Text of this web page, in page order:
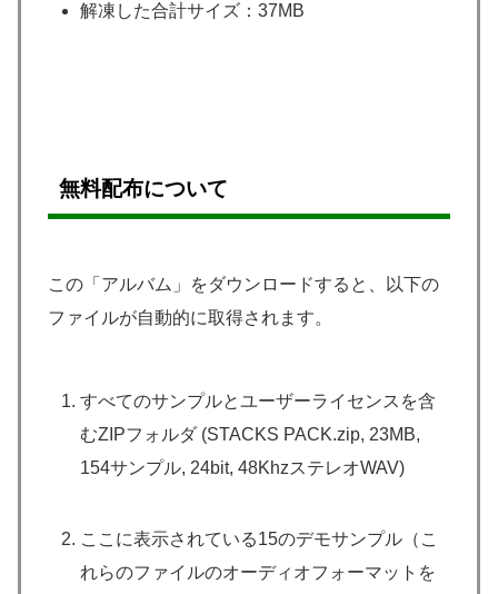
解凍した合計サイズ：37MB
無料配布について
この「アルバム」をダウンロードすると、以下の
ファイルが自動的に取得されます。
すべてのサンプルとユーザーライセンスを含
むZIPフォルダ (STACKS PACK.zip, 23MB,
154サンプル, 24bit, 48KhzステレオWAV)
ここに表示されている15のデモサンプル（こ
れらのファイルのオーディオフォーマットを